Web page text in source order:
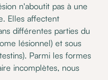
n'aboutit pas à une
Elles affectent
différentes parties du
lésionnel) et sous
Parmi les formes
incomplètes, nous